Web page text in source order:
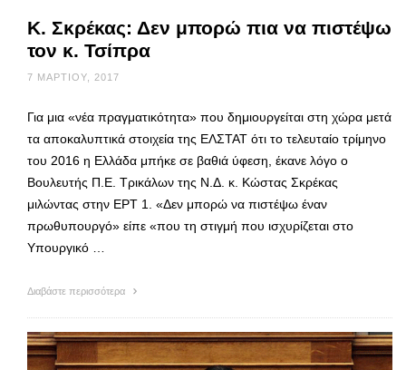
Κ. Σκρέκας: Δεν μπορώ πια να πιστέψω
τον κ. Τσίπρα
7 ΜΑΡΤΊΟΥ, 2017
Για μια «νέα πραγματικότητα» που δημιουργείται στη χώρα μετά
τα αποκαλυπτικά στοιχεία της ΕΛΣΤΑΤ ότι το τελευταίο τρίμηνο
του 2016 η Ελλάδα μπήκε σε βαθιά ύφεση, έκανε λόγο ο
Βουλευτής Π.Ε. Τρικάλων της Ν.Δ. κ. Κώστας Σκρέκας
μιλώντας στην ΕΡΤ 1. «Δεν μπορώ να πιστέψω έναν
πρωθυπουργό» είπε «που τη στιγμή που ισχυρίζεται στο
Υπουργικό …
Διαβάστε περισσότερα